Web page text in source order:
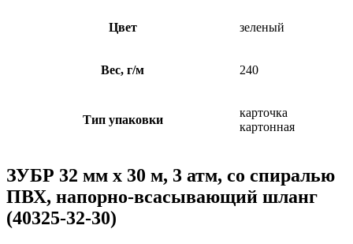
Цвет зеленый
Вес, г/м 240
Тип упаковки
карточка
картонная
ЗУБР 32 мм x 30 м, 3 атм, со спиралью
ПВХ, напорно-всасывающий шланг
(40325-32-30)